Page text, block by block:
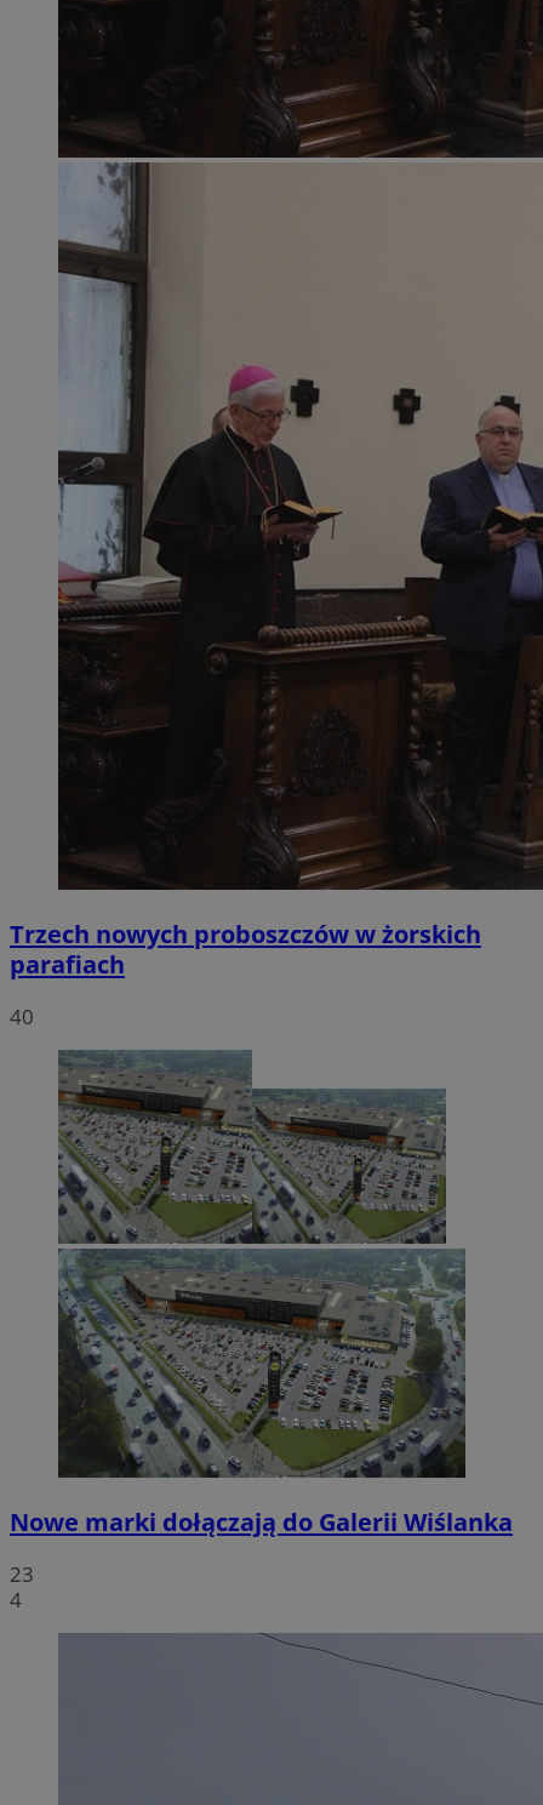
Trzech nowych proboszczów w żorskich
parafiach
40
Nowe marki dołączają do Galerii Wiślanka
23
4